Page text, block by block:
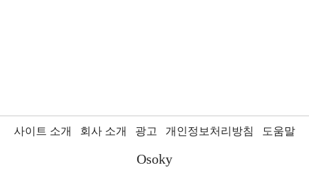
사이트 소개 회사 소개 광고 개인정보처리방침 도움말
Osoky